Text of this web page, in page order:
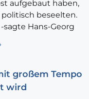
aufgebaut haben,
beseelten.
sagte Hans-Georg
großem Tempo
wird